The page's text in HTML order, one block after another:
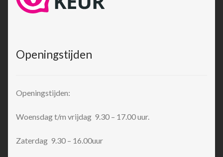
Openingstijden
Openingstijden:
Woensdag t/m vrijdag 9.30 – 17.00 uur.
Zaterdag 9.30 – 16.00uur